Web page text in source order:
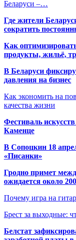
Беларуси –…
Где жители
сократить
Как
продукты, жильё,
В Беларуси
давления на бизнес
Как экономить на
качества жизни
Фестиваль
Каменце
В Сопоцкин 18
«Писанки»
Гродно примет
ожидается около
Почему игра на
Брест за выходные:
Белстат